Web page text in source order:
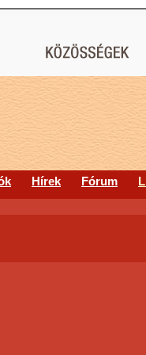
Hírek Fórum